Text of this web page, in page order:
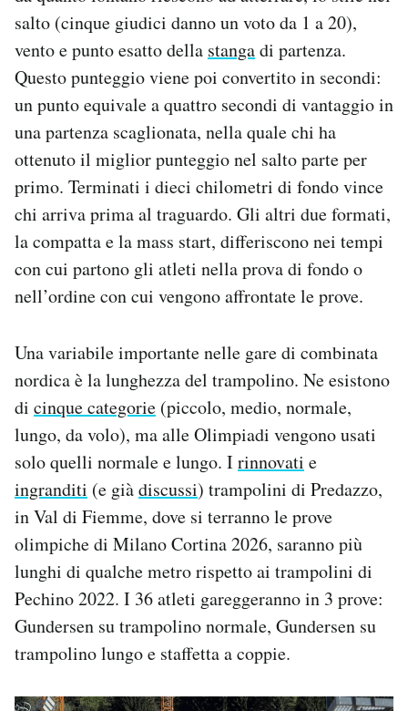
salto (cinque giudici danno un voto da 1 a 20),
vento e punto esatto della stangadi partenza.
Questo punteggio viene poi convertito in secondi:
un punto equivale a quattro secondi di vantaggio in
una partenza scaglionata, nella quale chi ha
ottenuto il miglior punteggio nel salto parte per
primo. Terminati i dieci chilometri di fondo vince
chi arriva prima al traguardo. Gli altri due formati,
la compatta e la mass start, differiscono nei tempi
con cui partono gli atleti nella prova di fondo o
nell’ordine con cui vengono affrontate le prove.
Una variabile importante nelle gare di combinata
nordica è la lunghezza del trampolino. Ne esistono
di cinque categorie (piccolo, medio, normale,
lungo, da volo), ma alle Olimpiadi vengono usati
solo quelli normale e lungo. Irinnovati e
ingranditi (e giàdiscussi) trampolini di Predazzo,
in Val di Fiemme, dove si terranno le prove
olimpiche di Milano Cortina 2026, saranno più
lunghi di qualche metro rispetto ai trampolini di
Pechino 2022. I 36 atleti gareggeranno in 3 prove:
Gundersen su trampolino normale, Gundersen su
trampolino lungo e staffetta a coppie.